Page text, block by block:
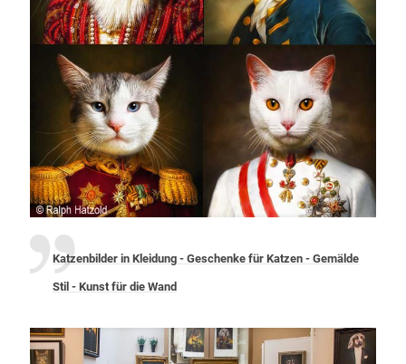
Katzenbilder in Kleidung - Geschenke für Katzen - Gemälde
Stil - Kunst für die Wand